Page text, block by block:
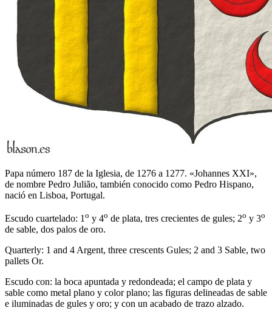
Papa número 187 de la Iglesia, de 1276 a 1277. «Johannes XXI»,
de nombre Pedro Julião, también conocido como Pedro Hispano,
nació en Lisboa, Portugal.
Escudo cuartelado: 1 o y 4o de plata, tres crecientes de gules; 2o y 3o
de sable, dos palos de oro.
Quarterly: 1 and 4 Argent, three crescents Gules; 2 and 3 Sable, two
pallets Or.
Escudo con: la boca apuntada y redondeada; el campo de plata y
sable como metal plano y color plano; las figuras delineadas de sable
e iluminadas de gules y oro; y con un acabado de trazo alzado.